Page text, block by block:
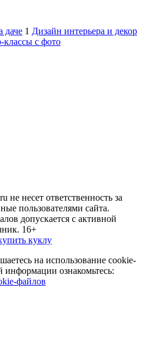
даче 1 Дизайн интерьера и декор
классы с фото
не несет ответственность за
пользователями сайта.
допускается с активной
16+
куклу
на использование cookie-
ознакомьтесь:
файлов